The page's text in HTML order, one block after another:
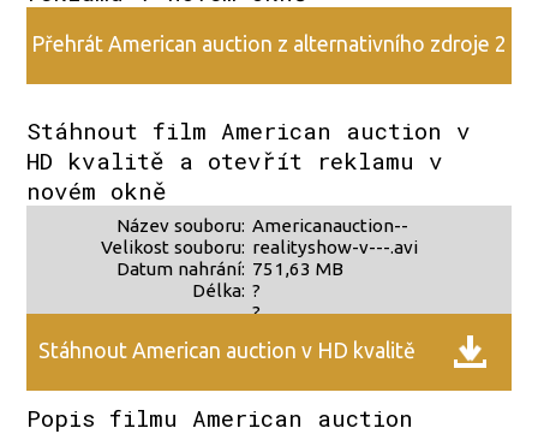
Přehrát American auction z alternativního zdroje 2
Stáhnout film American auction v
HD kvalitě a otevřít reklamu v
novém okně
Název souboru:
Velikost souboru:
Datum nahrání:
Délka:
Americanauction--
realityshow-v---.avi
751,63 MB
?
?
Stáhnout American auction v HD kvalitě
Popis filmu American auction